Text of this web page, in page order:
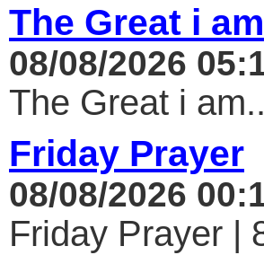
The Great i am
08/08/2026
The Great i
Friday Prayer
08/08/2026
Friday Prayer |